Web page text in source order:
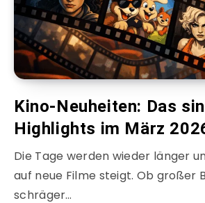
Kino-Neuheiten: Das
Highlights im März
Die Tage werden wieder länger
auf neue Filme steigt. Ob großer
schräger…